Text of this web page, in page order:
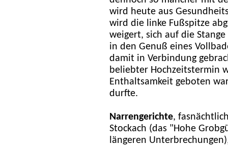
wird heute aus
wird die linke Fußspitze
weigert, sich auf die
in den Genuß eines
damit in Verbindung
beliebter Hochzeitstermin
Enthaltsamkeit geboten
durfte.
Narrengerichte,
Stockach (das "Hohe
längeren